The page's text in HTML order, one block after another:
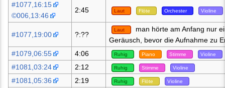
#1077,16:15
©006,13:46
2:45 Laut Flöte Orchester Violine
#1077,19:00 ?:??
Laut
man hörte am Anfang nur
Geräusch, bevor die Aufnahme zu
#1079,06:55
4:06 Ruhig Piano Stimme Violine
#1081,03:24 2:12 Ruhig Stimme Violine
#1081,05:36 2:19 Ruhig Flöte Violine